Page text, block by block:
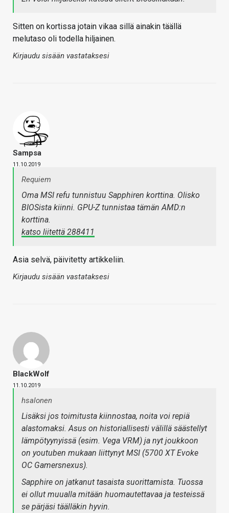
Sitten on kortissa jotain vikaa sillä ainakin täällä
melutaso oli todella hiljainen.
Kirjaudu sisään vastataksesi
Sampsa
11.10.2019
Requiem
Oma MSI refu tunnistuu Sapphiren korttina. Olisko
BIOSista kiinni. GPU-Z tunnistaa tämän AMD:n
korttina.
katso liitettä 288411
Asia selvä, päivitetty artikkeliin.
Kirjaudu sisään vastataksesi
BlackWolf
11.10.2019
hsalonen
Lisäksi jos toimitusta kiinnostaa, noita voi repiä
alastomaksi. Asus on historiallisesti välillä säästellyt
lämpötyynyissä (esim. Vega VRM) ja nyt joukkoon
on youtuben mukaan liittynyt MSI (5700 XT Evoke
OC Gamersnexus).
Sapphire on jatkanut tasaista suorittamista. Tuossa
ei ollut muualla mitään huomautettavaa ja testeissä
se pärjäsi täälläkin hyvin.